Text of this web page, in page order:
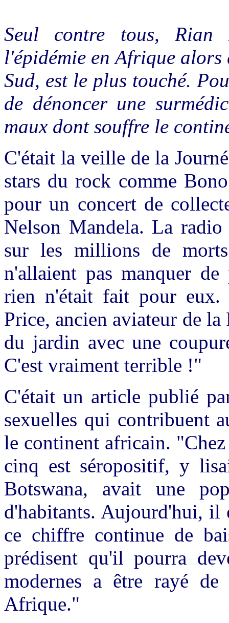
Seul contre tous, Rian
l'épidémie en Afrique
Sud, est le plus touché.
de dénoncer une
maux dont souffre le
C'était la veille de la
stars du rock comme
pour un concert de
Nelson Mandela. La
sur les millions de
n'allaient pas manquer
rien n'était fait pour
Price, ancien aviateur de
du jardin avec une
C'est vraiment terrible !"
C'était un article publié
sexuelles qui contribuent
le continent africain.
cinq est séropositif, y
Botswana, avait une
d'habitants. Aujourd'hui, il
ce chiffre continue de
prédisent qu'il pourra
modernes a être rayé
Afrique."